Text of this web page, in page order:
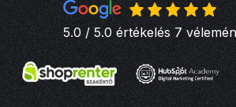
5.0 / 5.0 értékelés 7